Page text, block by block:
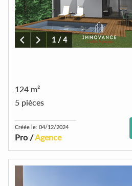
1 /4
124 m²
5 pièces
Créée le: 04/12/2024
Pro /Agence